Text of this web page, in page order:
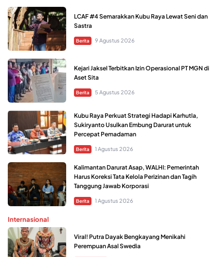
LCAF #4 Semarakkan Kubu Raya Lewat Seni dan
Sastra
Berita 9 Agustus 2026
Kejari Jaksel Terbitkan Izin Operasional PT MGN di
Aset Sita
Berita 5 Agustus 2026
Kubu Raya Perkuat Strategi Hadapi Karhutla,
Sukiryanto Usulkan Embung Darurat untuk
Percepat Pemadaman
Berita 1 Agustus 2026
Kalimantan Darurat Asap, WALHI: Pemerintah
Harus Koreksi Tata Kelola Perizinan dan Tagih
Tanggung Jawab Korporasi
Berita 1 Agustus 2026
Internasional
Viral! Putra Dayak Bengkayang Menikahi
Perempuan Asal Swedia